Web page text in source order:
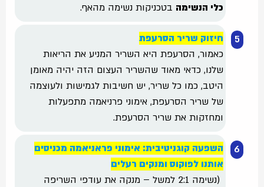
כלי הנשימה בטכניקות נשימה מהאף.
חיזוק שריר הסרעפת
כאמור, הסרעפת היא השריר המניע את הריאות
שלנו, כדאי מאוד שהשריר העצום הזה יהיה מאומן
היטב, כמו כל שריר, יש חשיבות לגמישות ולעוצמה
של שריר הסרעפת, אימוני פרניאמה מתפעלות
ומחזקות את שריר הסרעפת.
השפעה קוגניטיבית: אימוני פראניאמה מכניסים
אותנו לפוקוס ומנקים רעלים
(נשימה 2:1 למשל – מנקה את עודפי השריפה